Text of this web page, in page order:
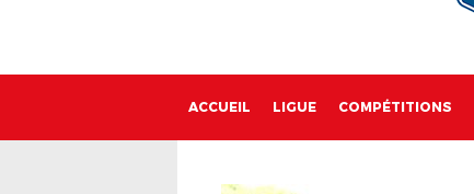
ACCUEIL LIGUE COMPÉTITIONS